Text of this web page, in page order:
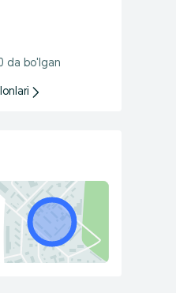
da bo'lgan